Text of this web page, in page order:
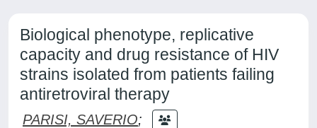
Biological phenotype, replicative
capacity and drug resistance of HIV
strains isolated from patients failing
antiretroviral therapy
PARISI, SAVERIO;